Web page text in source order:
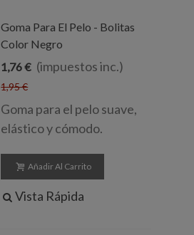
Goma Para El Pelo - Bolitas
Color Negro
1,76 € (impuestos inc.)
1,95 €
Goma para el pelo suave,
elástico y cómodo.
Añadir Al Carrito
Vista Rápida